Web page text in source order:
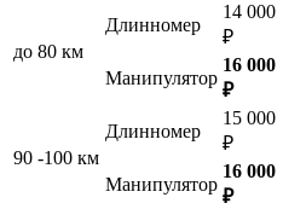
до 80 км
Длинномер
14 000
₽
Манипулятор
16 000
₽
90 -100 км
Длинномер
15 000
₽
Манипулятор
16 000
₽